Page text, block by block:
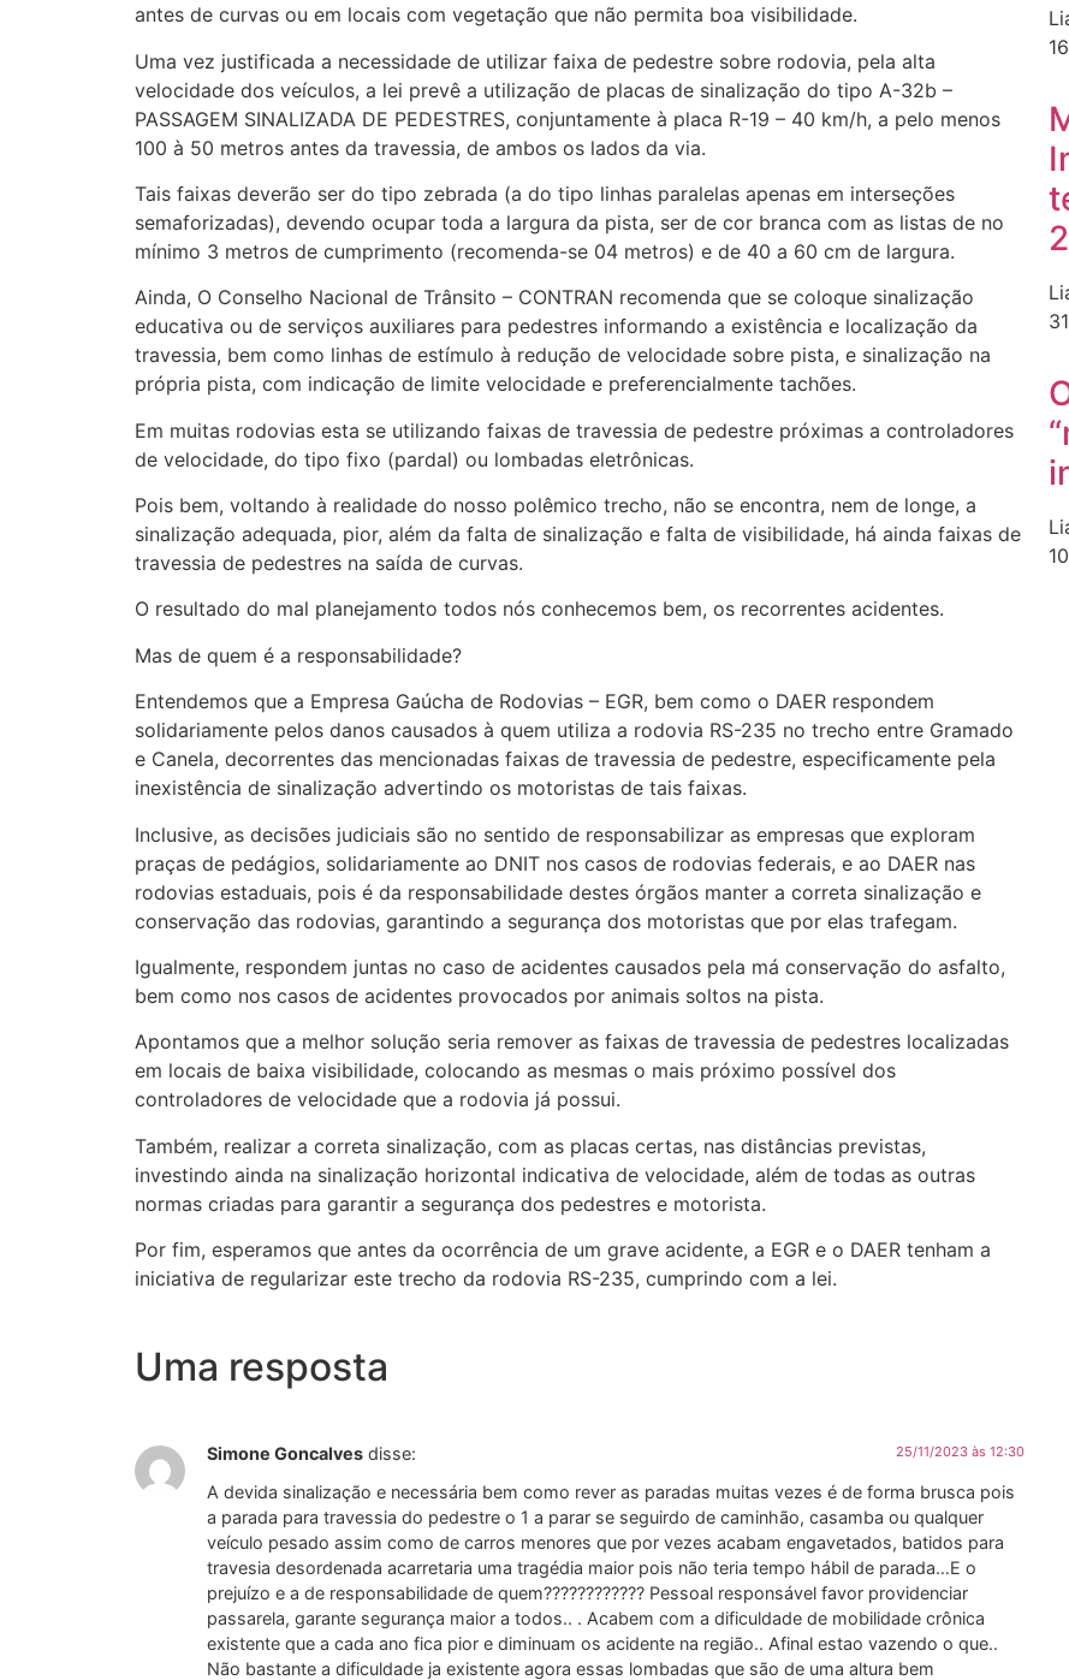
antes de curvas ou em locais com vegetação que não permita boa visibilidade.
Uma vez justificada a necessidade de utilizar faixa de pedestre sobre rodovia, pela alta
velocidade dos veículos, a lei prevê a utilização de placas de sinalização do tipo A-32b –
PASSAGEM SINALIZADA DE PEDESTRES, conjuntamente à placa R-19 – 40 km/h, a pelo menos
100 à 50 metros antes da travessia, de ambos os lados da via.
Tais faixas deverão ser do tipo zebrada (a do tipo linhas paralelas apenas em interseções
semaforizadas), devendo ocupar toda a largura da pista, ser de cor branca com as listas de no
mínimo 3 metros de cumprimento (recomenda-se 04 metros) e de 40 a 60 cm de largura.
Ainda, O Conselho Nacional de Trânsito – CONTRAN recomenda que se coloque sinalização
educativa ou de serviços auxiliares para pedestres informando a existência e localização da
travessia, bem como linhas de estímulo à redução de velocidade sobre pista, e sinalização na
própria pista, com indicação de limite velocidade e preferencialmente tachões.
Em muitas rodovias esta se utilizando faixas de travessia de pedestre próximas a controladores
de velocidade, do tipo fixo (pardal) ou lombadas eletrônicas.
Pois bem, voltando à realidade do nosso polêmico trecho, não se encontra, nem de longe, a
sinalização adequada, pior, além da falta de sinalização e falta de visibilidade, há ainda faixas de
travessia de pedestres na saída de curvas.
O resultado do mal planejamento todos nós conhecemos bem, os recorrentes acidentes.
Mas de quem é a responsabilidade?
Entendemos que a Empresa Gaúcha de Rodovias – EGR, bem como o DAER respondem
solidariamente pelos danos causados à quem utiliza a rodovia RS-235 no trecho entre Gramado
e Canela, decorrentes das mencionadas faixas de travessia de pedestre, especificamente pela
inexistência de sinalização advertindo os motoristas de tais faixas.
Inclusive, as decisões judiciais são no sentido de responsabilizar as empresas que exploram
praças de pedágios, solidariamente ao DNIT nos casos de rodovias federais, e ao DAER nas
rodovias estaduais, pois é da responsabilidade destes órgãos manter a correta sinalização e
conservação das rodovias, garantindo a segurança dos motoristas que por elas trafegam.
Igualmente, respondem juntas no caso de acidentes causados pela má conservação do asfalto,
bem como nos casos de acidentes provocados por animais soltos na pista.
Apontamos que a melhor solução seria remover as faixas de travessia de pedestres localizadas
em locais de baixa visibilidade, colocando as mesmas o mais próximo possível dos
controladores de velocidade que a rodovia já possui.
Também, realizar a correta sinalização, com as placas certas, nas distâncias previstas,
investindo ainda na sinalização horizontal indicativa de velocidade, além de todas as outras
normas criadas para garantir a segurança dos pedestres e motorista.
Por fim, esperamos que antes da ocorrência de um grave acidente, a EGR e o DAER tenham a
iniciativa de regularizar este trecho da rodovia RS-235, cumprindo com a lei.
Uma resposta
Simone Goncalves disse: 25/11/2023 às 12:30
A devida sinalização e necessária bem como rever as paradas muitas vezes é de forma brusca pois
a parada para travessia do pedestre o 1 a parar se seguirdo de caminhão, casamba ou qualquer
veículo pesado assim como de carros menores que por vezes acabam engavetados, batidos para
travesia desordenada acarretaria uma tragédia maior pois não teria tempo hábil de parada…E o
prejuízo e a de responsabilidade de quem???????????? Pessoal responsável favor providenciar
passarela, garante segurança maior a todos.. . Acabem com a dificuldade de mobilidade crônica
existente que a cada ano fica pior e diminuam os acidente na região.. Afinal estao vazendo o que..
Não bastante a dificuldade ja existente agora essas lombadas que são de uma altura bem